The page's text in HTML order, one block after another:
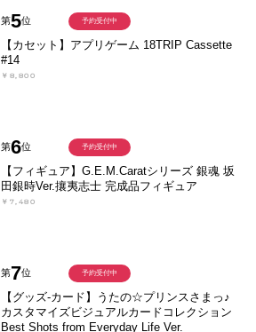
第5位
【カセット】アプリゲーム 18TRIP Cassette
#14
￥8,800
予約受付中
第6位
【フィギュア】G.E.M.Caratシリーズ 銀魂 坂
田銀時Ver.攘夷志士 完成品フィギュア
￥7,480
予約受付中
第7位
【グッズ-カード】うたの☆プリンスさまっ♪
カスタマイズビジュアルカードコレクション
Best Shots from Everyday Life Ver.
予約受付中